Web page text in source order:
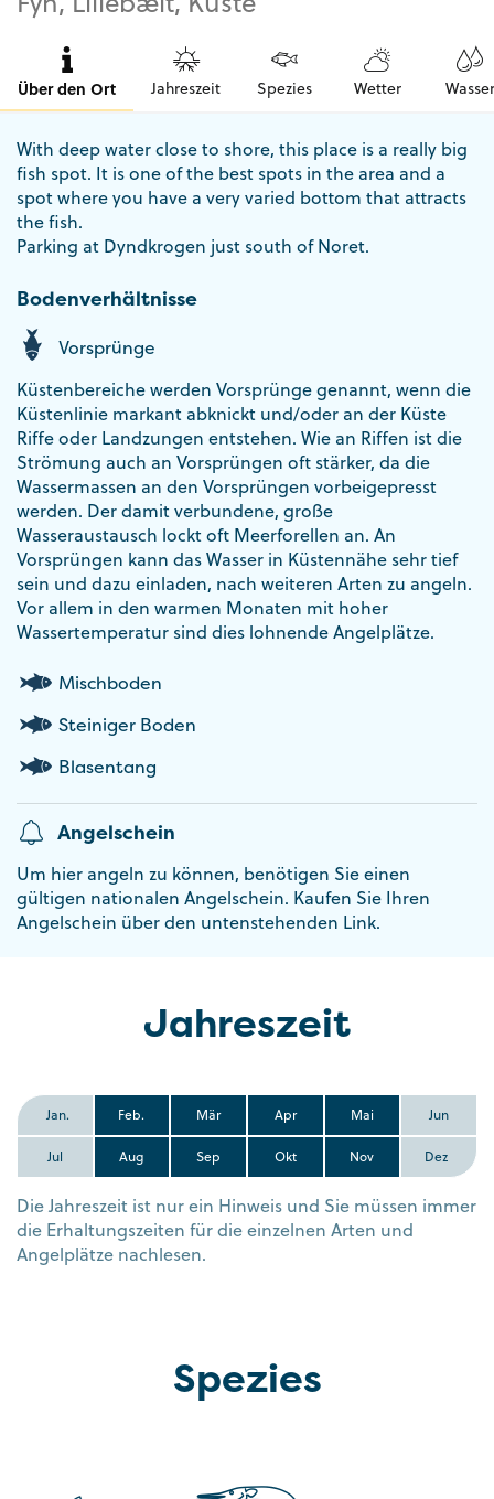
Über den Ort Jahreszeit Spezies Wetter Wasser
With deep water close to shore, this place is a really big
fish spot. It is one of the best spots in the area and a
spot where you have a very varied bottom that attracts
the fish.
Parking at Dyndkrogen just south of Noret.
Bodenverhältnisse
Vorsprünge
Küstenbereiche werden Vorsprünge genannt, wenn die
Küstenlinie markant abknickt und/oder an der Küste
Riffe oder Landzungen entstehen. Wie an Riffen ist die
Strömung auch an Vorsprüngen oft stärker, da die
Wassermassen an den Vorsprüngen vorbeigepresst
werden. Der damit verbundene, große
Wasseraustausch lockt oft Meerforellen an. An
Vorsprüngen kann das Wasser in Küstennähe sehr tief
sein und dazu einladen, nach weiteren Arten zu angeln.
Vor allem in den warmen Monaten mit hoher
Wassertemperatur sind dies lohnende Angelplätze.
Mischboden
Steiniger Boden
Blasentang
Angelschein
Um hier angeln zu können, benötigen Sie einen
gültigen nationalen Angelschein. Kaufen Sie Ihren
Angelschein über den untenstehenden Link.
Jahreszeit
Jan. Feb. Mär Apr Mai Jun
Jul Aug Sep Okt Nov Dez
Die Jahreszeit ist nur ein Hinweis und Sie müssen immer
die Erhaltungszeiten für die einzelnen Arten und
Angelplätze nachlesen.
Spezies